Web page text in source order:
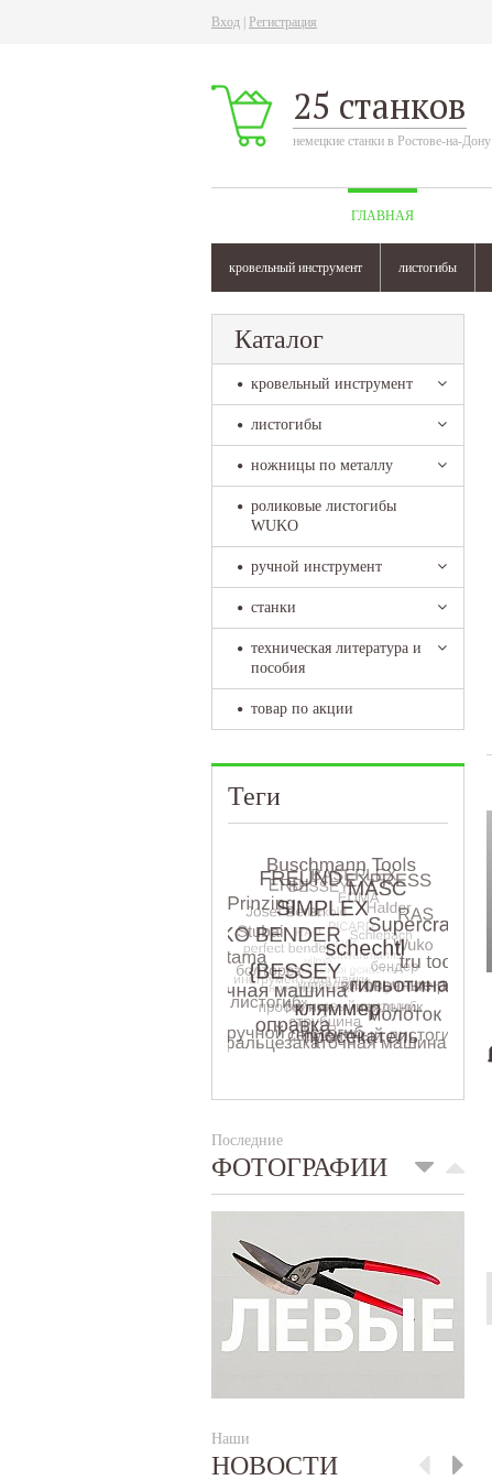
Вход Регистрация
25 станков
немецкие станки в Ростове-на-Дону
ГЛАВНАЯ
кровельный инструмент листогибы
Каталог
кровельный инструмент
листогибы
ножницы по металлу
роликовые листогибы
WUKO
ручной инструмент
станки
техническая литература и
пособия
товар по акции
Теги
Последние
ФОТОГРАФИИ
Наши
НОВОСТИ